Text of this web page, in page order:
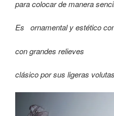
para colocar de manera
Es ornamental y estético
con grandes relieves
clásico por sus ligeras volutas